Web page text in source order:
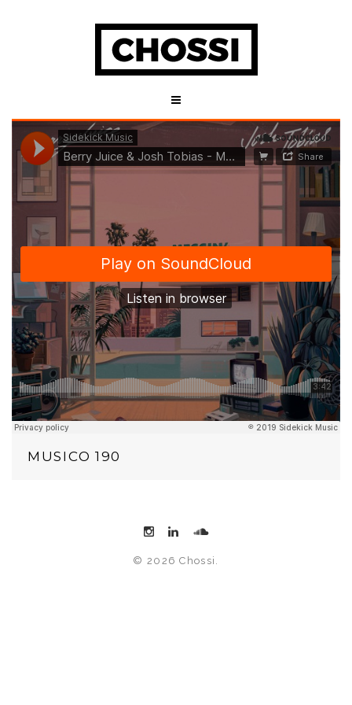
MUSICO 190
© 2026 Chossi.